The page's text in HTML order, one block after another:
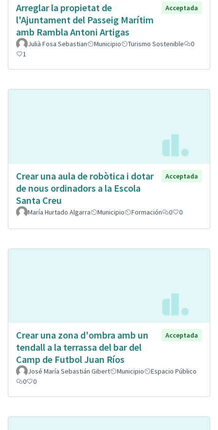
Arreglar la propietat de
l'Ajuntament del Passeig Marítim
amb Rambla Antoni Artigas
Acceptada
Julià Fosa Sebastian Municipio Turismo Sostenible
0
1
Crear una aula de robòtica i dotar
de nous ordinadors a la Escola
Santa Creu
Acceptada
María Hurtado Algarra Municipio Formación 0 0
Crear una zona d'ombra amb un
tendall a la terrassa del bar del
Camp de Futbol Juan Ríos
Acceptada
José María Sebastián Gibert Municipio
Espacio Público
0
0